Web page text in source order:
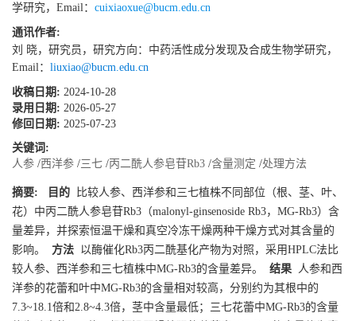
学研究，Email： cuixiaoxue@bucm.edu.cn
通讯作者:
刘 晓，研究员，研究方向：中药活性成分发现及合成生物学研究，
Email： liuxiao@bucm.edu.cn
收稿日期: 2024-10-28
录用日期: 2026-05-27
修回日期: 2025-07-23
关键词:
人参 /西洋参 /三七 /丙二酰人参皂苷Rb3 /含量测定 /处理方法
摘要: 目的 比较人参、西洋参和三七植株不同部位（根、茎、叶、
花）中丙二酰人参皂苷Rb3（malonyl-ginsenoside Rb3，MG-Rb3）含
量差异，并探索恒温干燥和真空冷冻干燥两种干燥方式对其含量的
影响。
方法 以酶催化Rb3丙二酰基化产物为对照，采用HPLC法比
较人参、西洋参和三七植株中MG-Rb3的含量差异。
结果 人参和西
洋参的花蕾和叶中MG-Rb3的含量相对较高，分别约为其根中的
7.3~18.1倍和2.8~4.3倍，茎中含量最低；三七花蕾中MG-Rb3的含量